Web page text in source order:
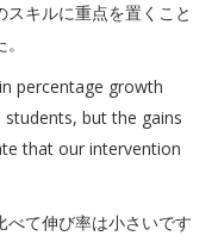
キルに重点を置くこと
percentage growth
but the gains
that our intervention
べて伸び率は小さいです